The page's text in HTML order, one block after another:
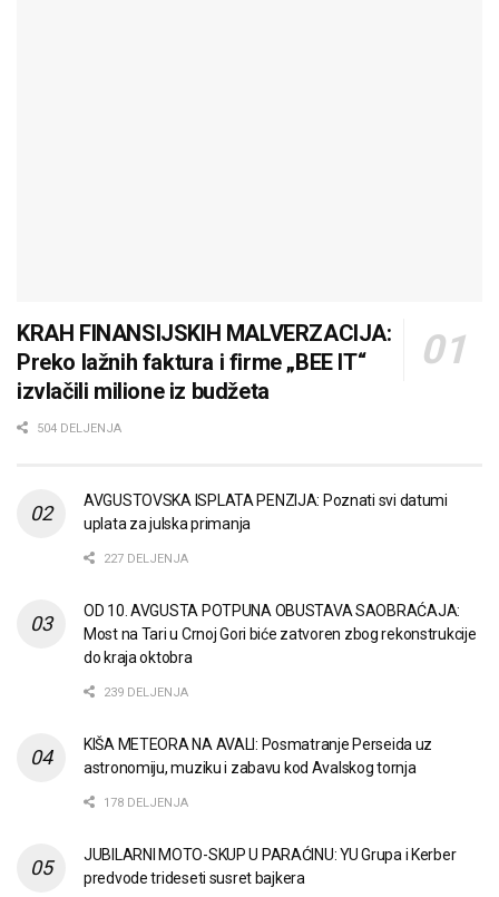
KRAH FINANSIJSKIH MALVERZACIJA:
Preko lažnih faktura i firme „BEE IT“
izvlačili milione iz budžeta
504 DELJENJA
AVGUSTOVSKA ISPLATA PENZIJA: Poznati svi datumi
uplata za julska primanja
227 DELJENJA
OD 10. AVGUSTA POTPUNA OBUSTAVA SAOBRAĆAJA:
Most na Tari u Crnoj Gori biće zatvoren zbog rekonstrukcije
do kraja oktobra
239 DELJENJA
KIŠA METEORA NA AVALI: Posmatranje Perseida uz
astronomiju, muziku i zabavu kod Avalskog tornja
178 DELJENJA
JUBILARNI MOTO-SKUP U PARAĆINU: YU Grupa i Kerber
predvode trideseti susret bajkera